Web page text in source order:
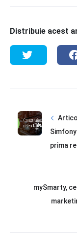
Distribuie acest
prima
mySmarty,